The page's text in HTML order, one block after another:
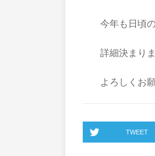
今年も日頃
詳細決まり
よろしくお
TWEET